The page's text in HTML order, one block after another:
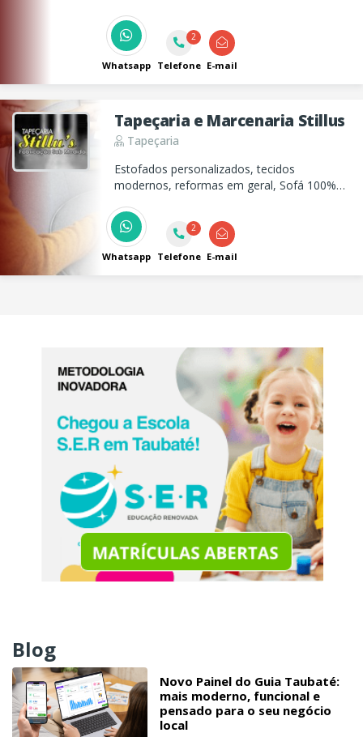
Whatsapp
2
Telefone E-mail
Tapeçaria e Marcenaria Stillus
Tapeçaria
Estofados personalizados, tecidos
modernos, reformas em geral, Sofá 100%
Whatsapp
2
Telefone E-mail
Blog
Novo Painel do Guia Taubaté:
mais moderno, funcional e
pensado para o seu negócio
local